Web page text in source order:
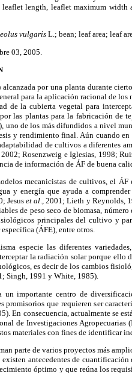
length, leaflet maximum width
vulgarisL.; bean; leaf area; leaf
03, 2005.
por una planta durante
para la aplicación racional de
de la cubierta vegetal para
las plantas para la fabricación de
uno de los más difundidos a nivel
y rendimiento final. Aún cuando
de cultivos a diferentes
2002; Rosenzweig e Iglesias, 1998;
de información de ÁF de buena
mecanicistas de cultivos, el
y energía que ayuda a
Jesus et al., 2001; Lieth y Reynolds,
de peso seco de biomasa,
principales del cultivo y
(ÁFE), entre otros.
especie las diferentes
la radiación solar porque ello
es decir de los cambios
Singh, 1991 y White, 1985).
un importante centro de
promisorios que requieren ser
En consecuencia, actualmente se
de Investigaciones Agropecuarias
materiales con fines de identificar
parte de varios proyectos más
existen antecedentes de
óptimo y que reúna los